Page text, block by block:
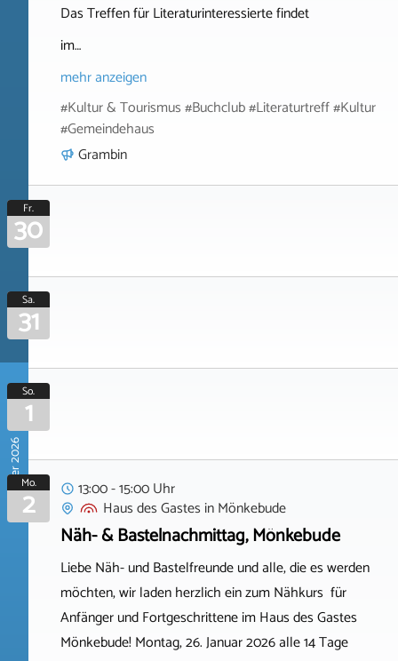
Das Treffen für Literaturinteressierte findet
im…
mehr anzeigen
#Kultur & Tourismus #Buchclub #Literaturtreff #Kultur
#Gemeindehaus
Grambin
Fr.
30
Sa.
31
November 2026
So.
1
Mo.
2
13:00 - 15:00 Uhr
Haus des Gastes inMönkebude
Näh- & Bastelnachmittag, Mönkebude
Liebe Näh- und Bastelfreunde und alle, die es werden
möchten, wir laden herzlich ein zum Nähkurs für
Anfänger und Fortgeschrittene im Haus des Gastes
Mönkebude! Montag, 26. Januar 2026 alle 14 Tage